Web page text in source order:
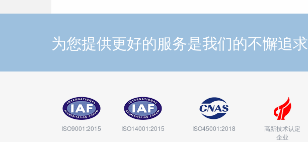
为您提供更好的服务是我们的不懈追求
ISO9001:2015 ISO14001:2015 ISO45001:2018
高新技术认定
企业